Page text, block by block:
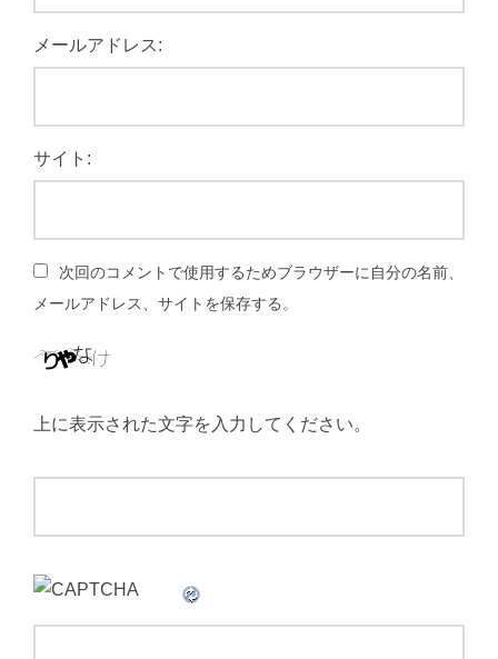
メールアドレス:
サイト:
次回のコメントで使用するためブラウザーに自分の名前、
メールアドレス、サイトを保存する。
上に表示された文字を入力してください。